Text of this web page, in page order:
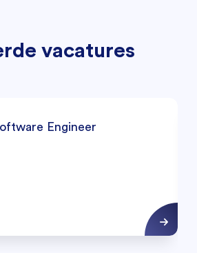
vacatures
Engineer